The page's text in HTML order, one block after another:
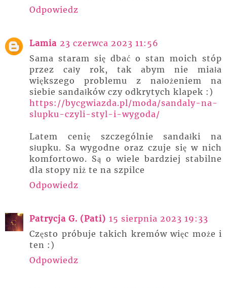
Odpowiedz
Lamia 23 czerwca 2023 11:56
Sama staram się dbać o stan moich stóp
przez cały rok, tak abym nie miała
większego problemu z nałożeniem na
siebie sandałków czy odkrytych klapek :)
https://bycgwiazda.pl/moda/sandaly-na-
slupku-czyli-styl-i-wygoda/
Latem cenię szczególnie sandałki na
słupku. Sa wygodne oraz czuje się w nich
komfortowo. Są o wiele bardziej stabilne
dla stopy niż te na szpilce
Odpowiedz
Patrycja G. (Pati) 15 sierpnia 2023 19:33
Często próbuje takich kremów więc może i
ten :)
Odpowiedz